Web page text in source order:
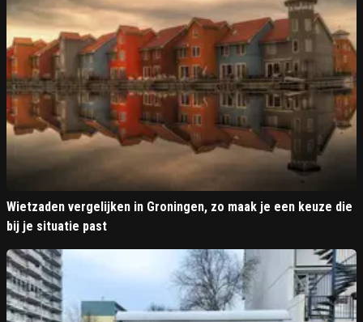
Wietzaden vergelijken in Groningen, zo maak je een keuze die
bij je situatie past